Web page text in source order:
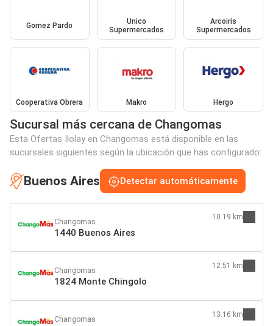
Gomez Pardo
Unico
Supermercados
Arcoiris
Supermercados
Cooperativa Obrera Makro Hergo
Sucursal más cercana de Changomas
Esta Ofertas Ilolay en Changomas está disponible en las
sucursales siguientes según la ubicación que has configurado:
Buenos Aires Detectar automáticamente
Changomas
1440 Buenos Aires
10.19 km
Changomas
1824 Monte Chingolo
12.51 km
Changomas
13.16 km